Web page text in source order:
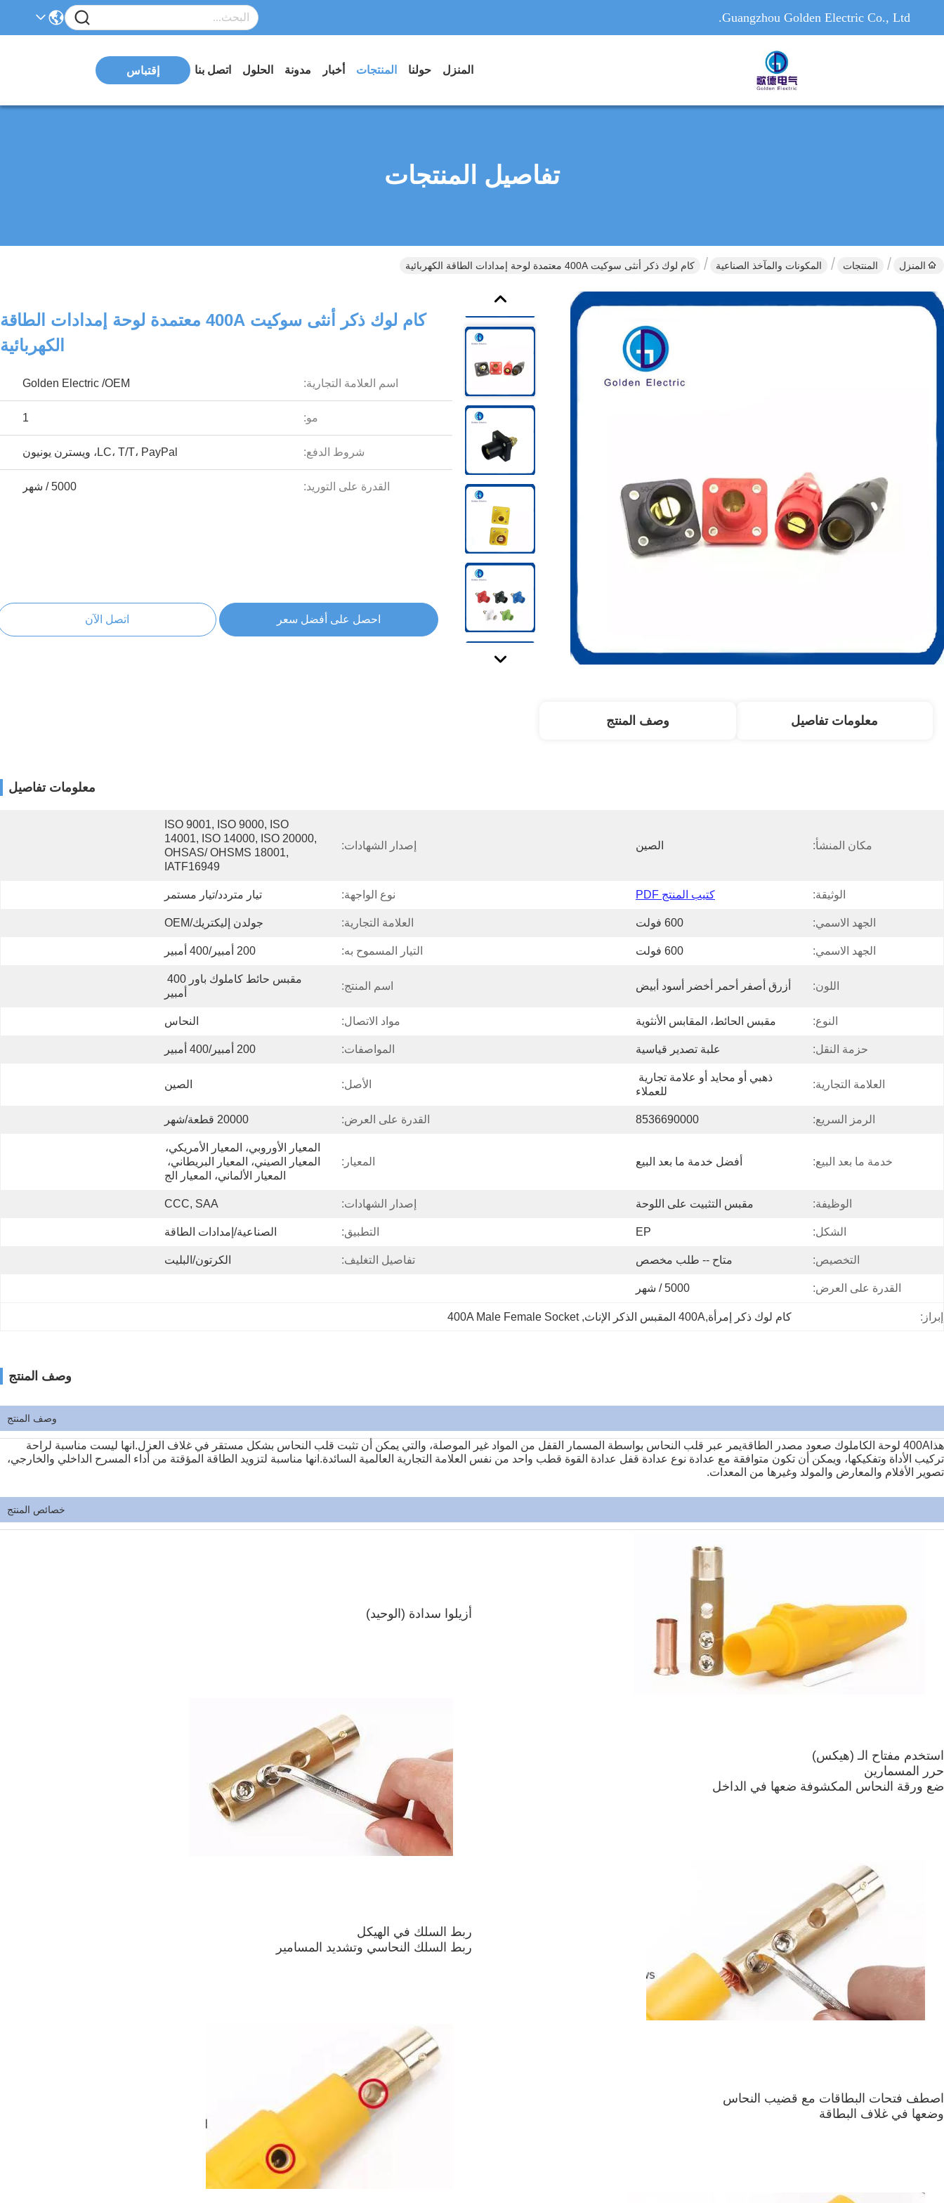
Guangzhou Golden Electric Co., Ltd.
المنزل حولنا المنتجات أخبار مدونة الحلول اتصل بنا إقتباس
تفاصيل المنتجات
المنزل المنتجات المكونات والمآخذ الصناعية كام لوك ذكر أنثى سوكيت 400A معتمدة لوحة إمدادات الطاقة الكهربائية
كام لوك ذكر أنثى سوكيت 400A معتمدة لوحة إمدادات الطاقة
الكهربائية
اسم العلامة التجارية: Golden Electric /OEM
مو: 1
شروط الدفع: LC، T/T، PayPal، ويسترن يونيون
القدرة على التوريد: 5000 / شهر
احصل على أفضل سعر اتصل الآن
معلومات تفاصيل وصف المنتج
معلومات تفاصيل
مكان المنشأ: الصين إصدار الشهادات:
ISO 9001, ISO 9000, ISO
14001, ISO 14000, ISO 20000,
OHSAS/ OHSMS 18001,
IATF16949
الوثيقة: كتيب المنتج PDF نوع الواجهة: تيار متردد/تيار مستمر
الجهد الاسمي: 600 فولت العلامة التجارية: جولدن إليكتريك/OEM
الجهد الاسمي: 600 فولت التيار المسموح به: 200 أمبير/400 أمبير
اللون: أزرق أصفر أحمر أخضر أسود أبيض اسم المنتج:
أمبير
النوع: مقبس الحائط، المقابس الأنثوية مواد الاتصال: النحاس
حزمة النقل: علبة تصدير قياسية المواصفات: 200 أمبير/400 أمبير
العلامة التجارية:
للعملاء
الأصل: الصين
الرمز السريع: 8536690000 القدرة على العرض: 20000 قطعة/شهر
خدمة ما بعد البيع: أفضل خدمة ما بعد البيع المعيار:
المعيار الألماني، المعيار الج
الوظيفة: مقبس التثبيت على اللوحة إصدار الشهادات: CCC, SAA
الشكل: EP التطبيق: الصناعية/إمدادات الطاقة
التخصيص: متاح -- طلب مخصص تفاصيل التغليف: الكرتون/البليت
القدرة على العرض: 5000 / شهر
إبراز: كام لوك ذكر إمرأة,400A المقبس الذكر الإناث ,
400A Male Female Socket
وصف المنتج
وصف المنتج
هذا 400A لوحة الكاملوك صعود مصدر الطاقة
يمر عبر قلب النحاس بواسطة المسمار القفل من المواد غير الموصلة، والتي يمكن أن تثبت قلب النحاس بشكل مستقر في غلاف العزل.انها ليست مناسبة لراحة
تركيب الأداة وتفكيكها، ويمكن أن تكون متوافقة مع عدادة نوع عدادة قفل عدادة القوة قطب واحد من نفس العلامة التجارية العالمية السائدة.انها مناسبة لتزويد الطاقة المؤقتة من أداء المسرح الداخلي والخارجي،
تصوير الأفلام والمعارض والمولد وغيرها من المعدات.
خصائص المنتج
أزيلوا سدادة (الوحيد)
استخدم مفتاح الـ (هيكس)
حرر المسمارين
ضع ورقة النحاس المكشوفة ضعها في الداخل
ربط السلك في الهيكل
ربط السلك النحاسي وتشديد المسامير
اصطف فتحات البطاقات مع قضيب النحاس
وضعها في غلاف البطاقة